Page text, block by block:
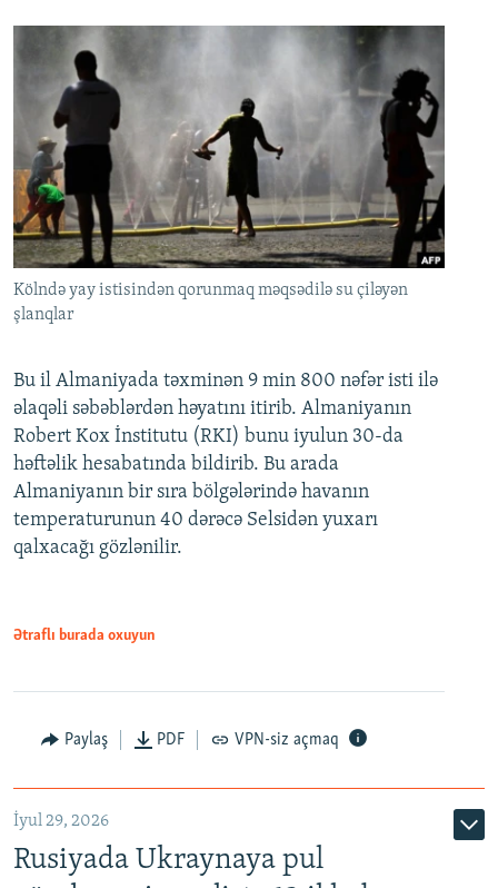
Kölndə yay istisindən qorunmaq məqsədilə su çiləyən
şlanqlar
Bu il Almaniyada təxminən 9 min 800 nəfər isti ilə
əlaqəli səbəblərdən həyatını itirib. Almaniyanın
Robert Kox İnstitutu (RKI) bunu iyulun 30-da
həftəlik hesabatında bildirib. Bu arada
Almaniyanın bir sıra bölgələrində havanın
temperaturunun 40 dərəcə Selsidən yuxarı
qalxacağı gözlənilir.
Ətraflı burada oxuyun
Paylaş PDF VPN-siz açmaq
İyul 29, 2026
Rusiyada Ukraynaya pul